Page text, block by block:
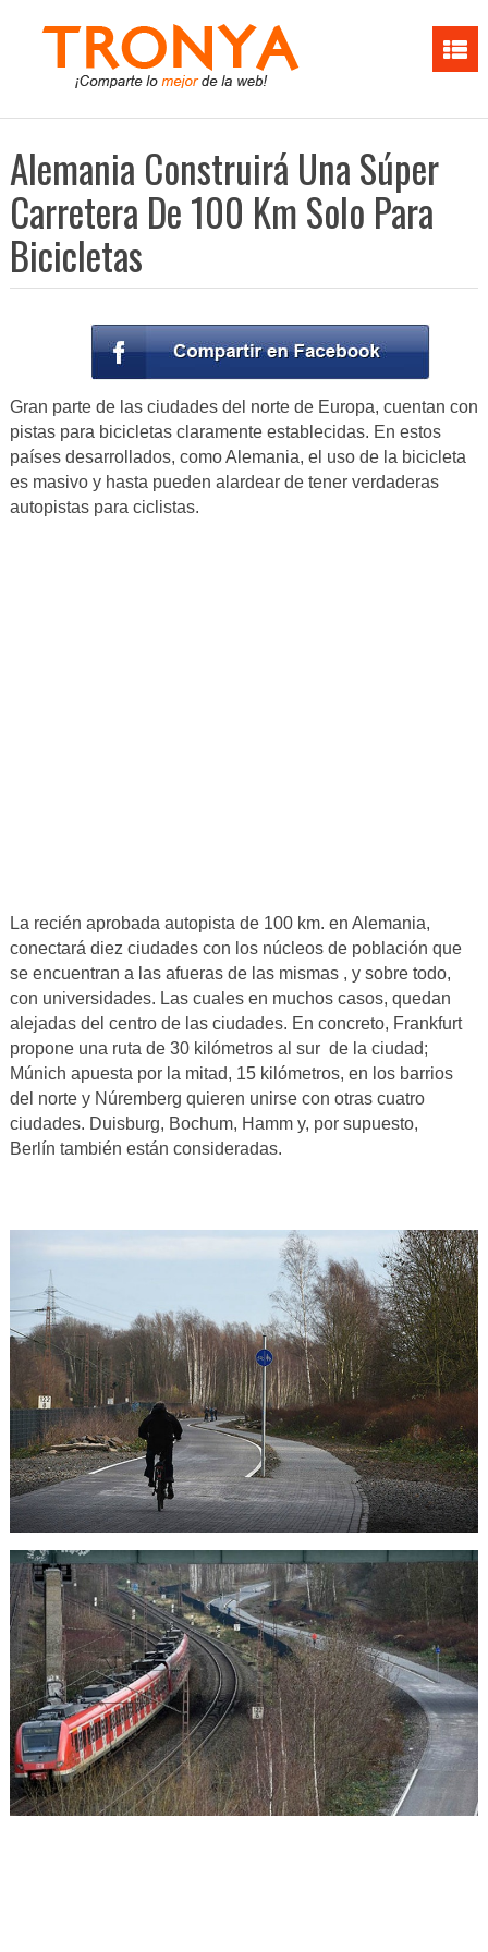
Alemania Construirá Una Súper
Carretera De 100 Km Solo Para
Bicicletas
Gran parte de las ciudades del norte de Europa, cuentan con
pistas para bicicletas claramente establecidas. En estos
países desarrollados, como Alemania, el uso de la bicicleta
es masivo y hasta pueden alardear de tener verdaderas
autopistas para ciclistas.
La recién aprobada autopista de 100 km. en Alemania,
conectará diez ciudades con los núcleos de población que
se encuentran a las afueras de las mismas , y sobre todo,
con universidades. Las cuales en muchos casos, quedan
alejadas del centro de las ciudades. En concreto, Frankfurt
propone una ruta de 30 kilómetros al sur de la ciudad;
Múnich apuesta por la mitad, 15 kilómetros, en los barrios
del norte y Núremberg quieren unirse con otras cuatro
ciudades. Duisburg, Bochum, Hamm y, por supuesto,
Berlín también están consideradas.